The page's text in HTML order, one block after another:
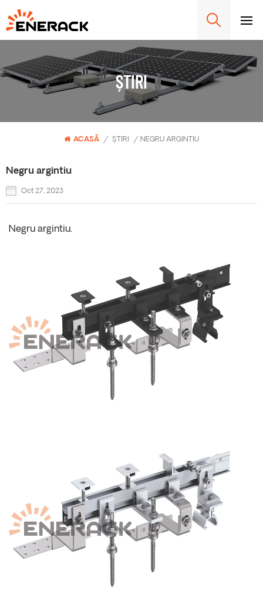
ȘTIRI
ACASĂ / ȘTIRI / NEGRU ARGINTIU
Negru argintiu
Oct 27, 2023
Negru argintiu.